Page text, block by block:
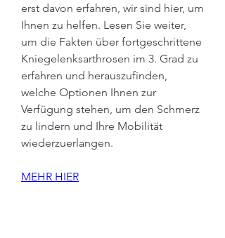
erst davon erfahren, wir sind hier, um
Ihnen zu helfen. Lesen Sie weiter,
um die Fakten über fortgeschrittene
Kniegelenksarthrosen im 3. Grad zu
erfahren und herauszufinden,
welche Optionen Ihnen zur
Verfügung stehen, um den Schmerz
zu lindern und Ihre Mobilität
wiederzuerlangen.
MEHR HIER